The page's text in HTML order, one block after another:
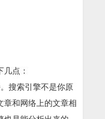
点：
搜索引擎不是你原
章和网络上的文章相